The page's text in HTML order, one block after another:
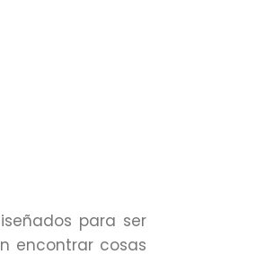
para ser
encontrar cosas